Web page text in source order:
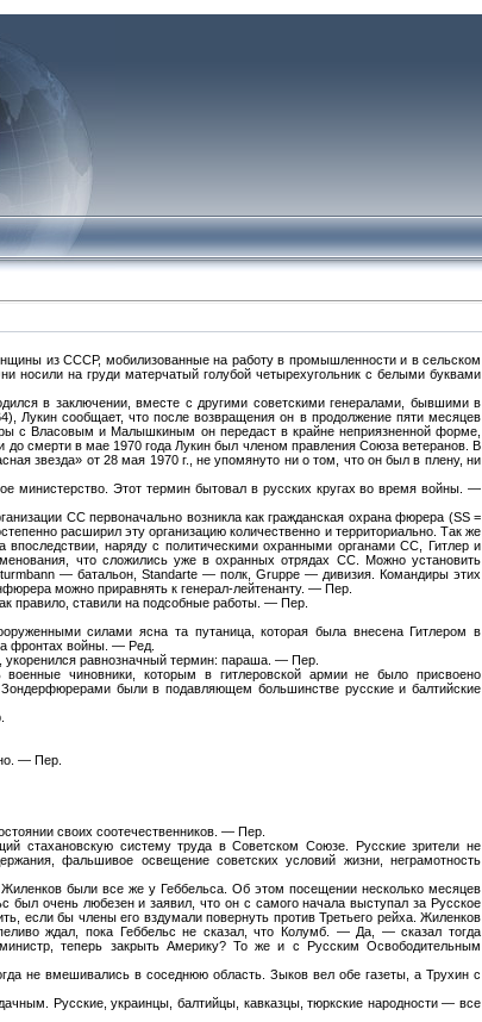
из СССР, мобилизованные на работу в промышленности и в сельском
носили на груди матерчатый голубой четырехугольник с белыми буквами
в заключении, вместе с другими советскими генералами, бывшими в
Лукин сообщает, что после возвращения он в продолжение пяти месяцев
с Власовым и Малышкиным он передаст в крайне неприязненной форме,
смерти в мае 1970 года Лукин был членом правления Союза ветеранов. В
звезда» от 28 мая 1970 г., не упомянуто ни о том, что он был в плену, ни
министерство. Этот термин бытовал в русских кругах во время войны. —
СС первоначально возникла как гражданская охрана фюрера (SS =
расширил эту организацию количественно и территориально. Так же
впоследствии, наряду с политическими охранными органами СС, Гитлер и
что сложились уже в охранных отрядах СС. Можно установить
— батальон, Standarte — полк, Gruppe — дивизия. Командиры этих
можно приравнять к генерал-лейтенанту. — Пер.
правило, ставили на подсобные работы. — Пер.
силами ясна та путаница, которая была внесена Гитлером в
фронтах войны. — Ред.
укоренился равнозначный термин: параша. — Пер.
чиновники, которым в гитлеровской армии не было присвоено
были в подавляющем большинстве русские и балтийские
— Пер.
своих соотечественников. — Пер.
стахановскую систему труда в Советском Союзе. Русские зрители не
фальшивое освещение советских условий жизни, неграмотность
были все же у Геббельса. Об этом посещении несколько месяцев
очень любезен и заявил, что он с самого начала выступал за Русское
если бы члены его вздумали повернуть против Третьего рейха. Жиленков
ждал, пока Геббельс не сказал, что Колумб. — Да, — сказал тогда
теперь закрыть Америку? То же и с Русским Освободительным
не вмешивались в соседнюю область. Зыков вел обе газеты, а Трухин с
Русские, украинцы, балтийцы, кавказцы, тюркские народности — все